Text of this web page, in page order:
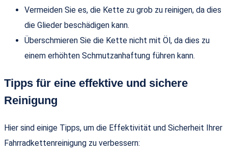
Vermeiden Sie es, die Kette zu grob zu reinigen, da dies
die Glieder beschädigen kann.
Überschmieren Sie die Kette nicht mit Öl, da dies zu
einem erhöhten Schmutzanhaftung führen kann.
Tipps für eine effektive und sichere
Reinigung
Hier sind einige Tipps, um die Effektivität und Sicherheit Ihrer
Fahrradkettenreinigung zu verbessern: